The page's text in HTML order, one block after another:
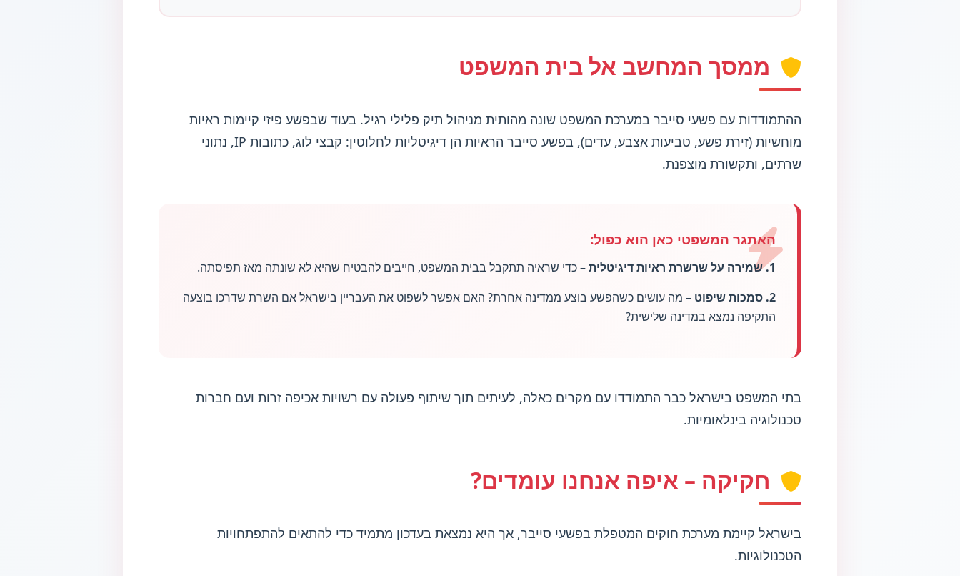
ממסך המחשב אל בית המשפט
ההתמודדות עם פשעי סייבר במערכת המשפט שונה מהותית מניהול תיק פלילי רגיל. בעוד שבפשע פיזי קיימות ראיות
מוחשיות (זירת פשע, טביעות אצבע, עדים), בפשע סייבר הראיות הן דיגיטליות לחלוטין: קבצי לוג, כתובות IP, נתוני
שרתים, ותקשורת מוצפנת.
האתגר המשפטי כאן הוא כפול:
1. שמירה על שרשרת ראיות דיגיטלית
– כדי שראיה תתקבל בבית המשפט, חייבים להבטיח שהיא לא שונתה מאז תפיסתה.
2. סמכות שיפוט
– מה עושים כשהפשע בוצע ממדינה אחרת? האם אפשר לשפוט את העבריין בישראל אם השרת שדרכו בוצעה
התקיפה נמצא במדינה שלישית?
בתי המשפט בישראל כבר התמודדו עם מקרים כאלה, לעיתים תוך שיתוף פעולה עם רשויות אכיפה זרות ועם חברות
טכנולוגיה בינלאומיות.
חקיקה – איפה אנחנו עומדים?
בישראל קיימת מערכת חוקים המטפלת בפשעי סייבר, אך היא נמצאת בעדכון מתמיד כדי להתאים להתפתחויות
הטכנולוגיות.